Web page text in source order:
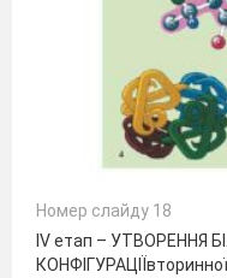
Номер слайду 18
ІV етап – УТВОРЕННЯ